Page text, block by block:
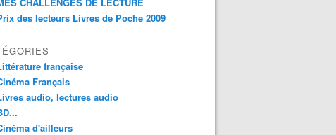
des lecteurs Livres de Poche 2009
française
Français
audio, lectures audio
d'ailleurs